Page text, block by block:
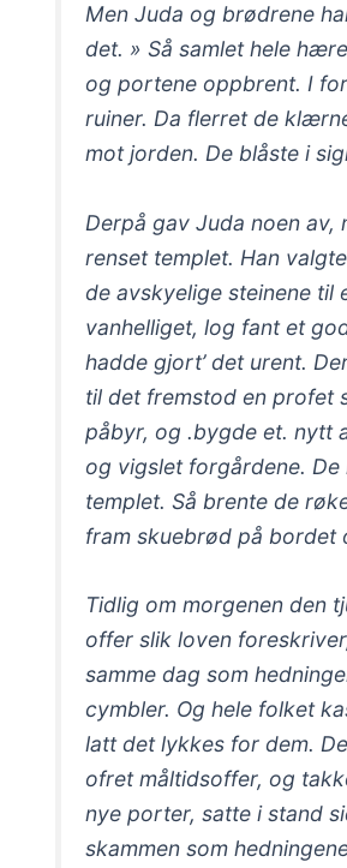
Men Juda og brødrene
det. » Så samlet hele
og portene oppbrent. I
ruiner. Da flerret de
mot jorden. De blåste i
Derpå gav Juda noen av,
renset templet. Han
de avskyelige steinene til
vanhelliget, log fant et
hadde gjort’ det urent.
til det fremstod en profet
påbyr, og .bygde et. nytt
og vigslet forgårdene.
templet. Så brente de
fram skuebrød på bordet
Tidlig om morgenen den
offer slik loven
samme dag som
cymbler. Og hele folket
latt det lykkes for dem.
ofret måltidsoffer, og
nye porter, satte i stand
skammen som